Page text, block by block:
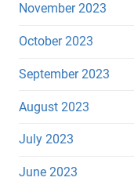
November 2023
October 2023
September 2023
August 2023
July 2023
June 2023